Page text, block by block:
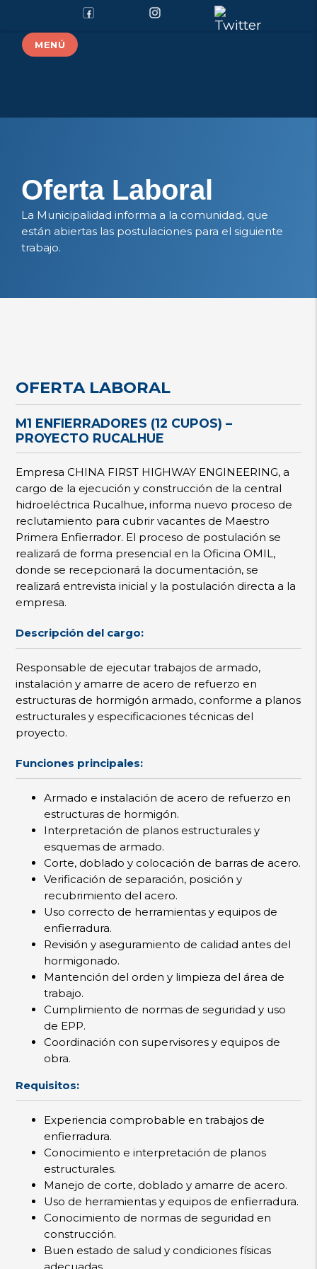
MENÚ
Oferta Laboral
La Municipalidad informa a la comunidad, que
están abiertas las postulaciones para el siguiente
trabajo.
OFERTA LABORAL
M1 ENFIERRADORES (12 CUPOS) –
PROYECTO RUCALHUE
Empresa CHINA FIRST HIGHWAY ENGINEERING, a
cargo de la ejecución y construcción de la central
hidroeléctrica Rucalhue, informa nuevo proceso de
reclutamiento para cubrir vacantes de Maestro
Primera Enfierrador. El proceso de postulación se
realizará de forma presencial en la Oficina OMIL,
donde se recepcionará la documentación, se
realizará entrevista inicial y la postulación directa a la
empresa.
Descripción del cargo:
Responsable de ejecutar trabajos de armado,
instalación y amarre de acero de refuerzo en
estructuras de hormigón armado, conforme a planos
estructurales y especificaciones técnicas del
proyecto.
Funciones principales:
Armado e instalación de acero de refuerzo en
estructuras de hormigón.
Interpretación de planos estructurales y
esquemas de armado.
Corte, doblado y colocación de barras de acero.
Verificación de separación, posición y
recubrimiento del acero.
Uso correcto de herramientas y equipos de
enfierradura.
Revisión y aseguramiento de calidad antes del
hormigonado.
Mantención del orden y limpieza del área de
trabajo.
Cumplimiento de normas de seguridad y uso
de EPP.
Coordinación con supervisores y equipos de
obra.
Requisitos:
Experiencia comprobable en trabajos de
enfierradura.
Conocimiento e interpretación de planos
estructurales.
Manejo de corte, doblado y amarre de acero.
Uso de herramientas y equipos de enfierradura.
Conocimiento de normas de seguridad en
construcción.
Buen estado de salud y condiciones físicas